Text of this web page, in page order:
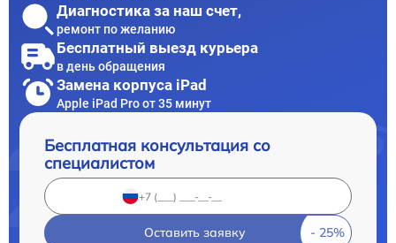
Диагностика за наш счет,
ремонт по желанию
Бесплатный выезд курьера
в день обращения
Замена корпуса iPad
Apple iPad Pro от 35 минут
Бесплатная консультация со
специалистом
Оставить заявку